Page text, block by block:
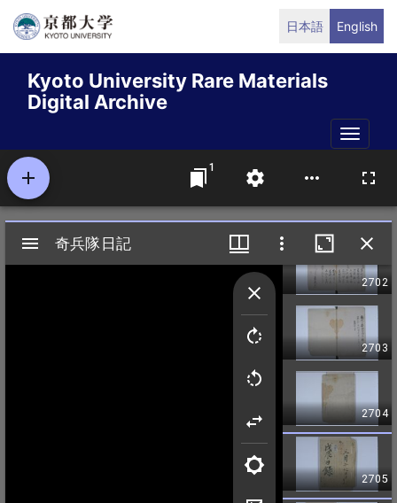
Skip
content
日本語 English
Kyoto University Rare Materials
Digital Archive
Toggle